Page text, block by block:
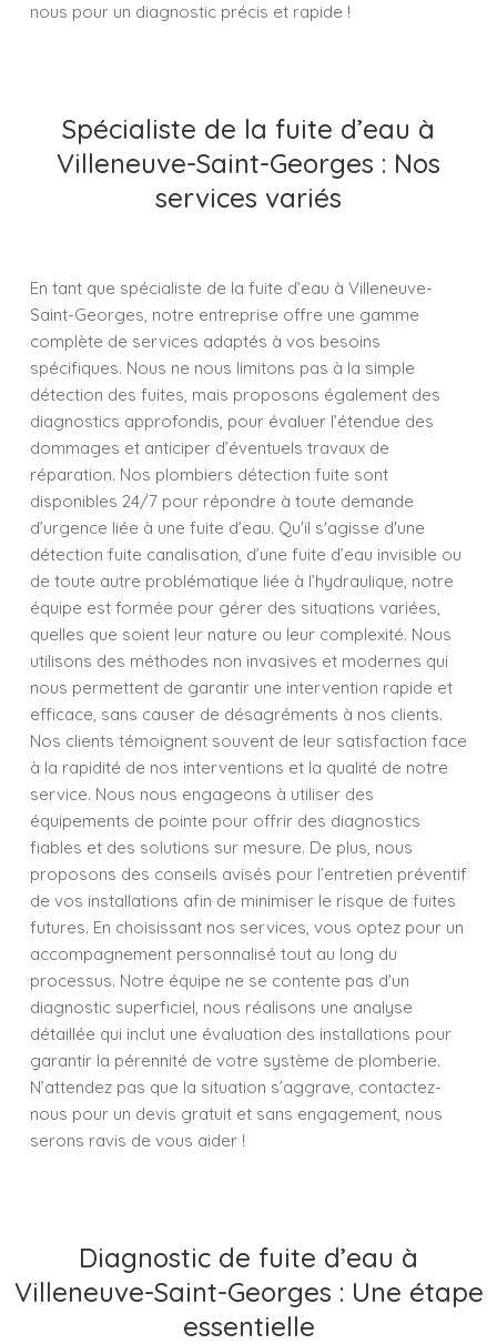
nous pour un diagnostic précis et rapide !
Spécialiste de la fuite d’eau à
Villeneuve-Saint-Georges : Nos
services variés
En tant que spécialiste de la fuite d’eau à Villeneuve-
Saint-Georges, notre entreprise offre une gamme
complète de services adaptés à vos besoins
spécifiques. Nous ne nous limitons pas à la simple
détection des fuites, mais proposons également des
diagnostics approfondis, pour évaluer l’étendue des
dommages et anticiper d’éventuels travaux de
réparation. Nos plombiers détection fuite sont
disponibles 24/7 pour répondre à toute demande
d’urgence liée à une fuite d’eau. Qu'il s'agisse d'une
détection fuite canalisation, d’une fuite d’eau invisible ou
de toute autre problématique liée à l’hydraulique, notre
équipe est formée pour gérer des situations variées,
quelles que soient leur nature ou leur complexité. Nous
utilisons des méthodes non invasives et modernes qui
nous permettent de garantir une intervention rapide et
efficace, sans causer de désagréments à nos clients.
Nos clients témoignent souvent de leur satisfaction face
à la rapidité de nos interventions et la qualité de notre
service. Nous nous engageons à utiliser des
équipements de pointe pour offrir des diagnostics
fiables et des solutions sur mesure. De plus, nous
proposons des conseils avisés pour l’entretien préventif
de vos installations afin de minimiser le risque de fuites
futures. En choisissant nos services, vous optez pour un
accompagnement personnalisé tout au long du
processus. Notre équipe ne se contente pas d'un
diagnostic superficiel, nous réalisons une analyse
détaillée qui inclut une évaluation des installations pour
garantir la pérennité de votre système de plomberie.
N’attendez pas que la situation s’aggrave, contactez-
nous pour un devis gratuit et sans engagement, nous
serons ravis de vous aider !
Diagnostic de fuite d’eau à
Villeneuve-Saint-Georges : Une étape
essentielle